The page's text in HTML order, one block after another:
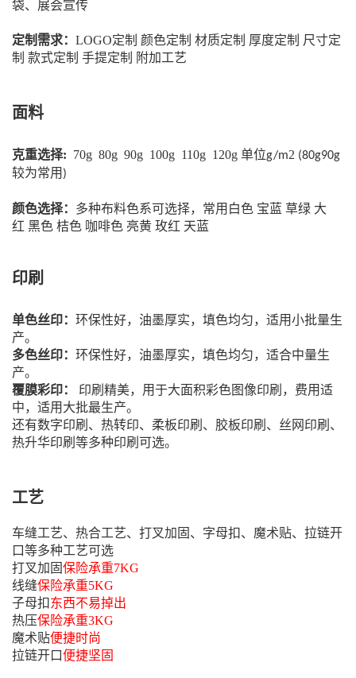
袋、展会宣传
定制需求： LOGO定制 颜色定制 材质定制 厚度定制 尺寸定
制 款式定制 手提定制 附加工艺
面料
克重选择: 70g 80g 90g 100g 110g 120g 单位g/m2 (80g90g
较为常用 )
颜色选择： 多种布料色系可选择，常用白色 宝蓝 草绿 大
红 黑色 桔色 咖啡色 亮黄 玫红 天蓝
印刷
单色丝印： 环保性好，油墨厚实，填色均匀，适用小批量生
产。
多色丝印： 环保性好，油墨厚实，填色均匀，适合中量生
产。
覆膜彩印：
印刷精美，用于大面积彩色图像印刷，费用适
中，适用大批最生产。
还有数字印刷、热转印、柔板印刷、胶板印刷、丝网印刷、
热升华印刷等多种印刷可选。
工艺
车缝工艺、热合工艺、打叉加固、字母扣、魔术贴、拉链开
口等多种工艺可选
打叉加固保险承重7KG
线缝保险承重5KG
子母扣 东西不易掉出
热压保险承重3KG
魔术贴便捷时尚
拉链开口便捷坚固